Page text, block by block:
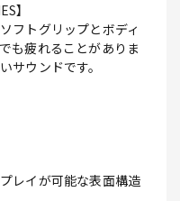
】
フトグリップとボディ
も疲れることがありま
サウンドです。
レイが可能な表面構造